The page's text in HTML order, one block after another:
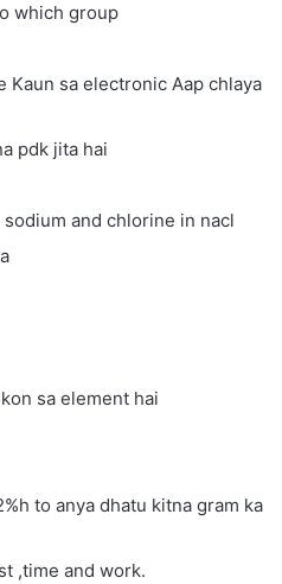
which group
Kaun sa electronic Aap chlaya
pdk jita hai
and chlorine in nacl
sa element hai
to anya dhatu kitna gram ka
,time and work.